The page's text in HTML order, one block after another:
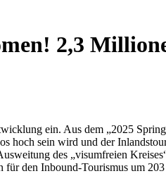
2,3
ein. Aus dem „2025
hoch sein wird und der
des „visumfreien
den Inbound-Tourismus um